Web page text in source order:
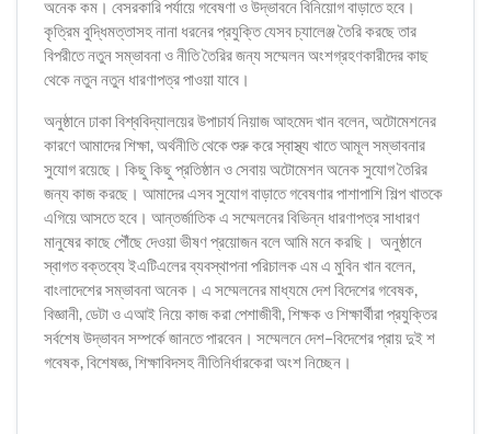
অনেক কম। বেসরকারি পর্যায়ে গবেষণা ও উদ্ভাবনে বিনিয়োগ বাড়াতে হবে।
কৃত্রিম বুদ্ধিমত্তাসহ নানা ধরনের প্রযুক্তি যেসব চ্যালেঞ্জ তৈরি করছে তার
বিপরীতে নতুন সম্ভাবনা ও নীতি তৈরির জন্য সম্মেলন অংশগ্রহণকারীদের কাছ
থেকে নতুন নতুন ধারণাপত্র পাওয়া যাবে।
অনুষ্ঠানে ঢাকা বিশ্ববিদ্যালয়ের উপাচার্য নিয়াজ আহমেদ খান বলেন, অটোমেশনের
কারণে আমাদের শিক্ষা, অর্থনীতি থেকে শুরু করে স্বাস্থ্য খাতে আমূল সম্ভাবনার
সুযোগ রয়েছে। কিছু কিছু প্রতিষ্ঠান ও সেবায় অটোমেশন অনেক সুযোগ তৈরির
জন্য কাজ করছে। আমাদের এসব সুযোগ বাড়াতে গবেষণার পাশাপাশি শিল্প খাতকে
এগিয়ে আসতে হবে। আন্তর্জাতিক এ সম্মেলনের বিভিন্ন ধারণাপত্র সাধারণ
মানুষের কাছে পৌঁছে দেওয়া ভীষণ প্রয়োজন বলে আমি মনে করছি। অনুষ্ঠানে
স্বাগত বক্তব্যে ইএটিএলের ব্যবস্থাপনা পরিচালক এম এ মুবিন খান বলেন,
বাংলাদেশের সম্ভাবনা অনেক। এ সম্মেলনের মাধ্যমে দেশ বিদেশের গবেষক,
বিজ্ঞানী, ডেটা ও এআই নিয়ে কাজ করা পেশাজীবী, শিক্ষক ও শিক্ষার্থীরা প্রযুক্তির
সর্বশেষ উদ্ভাবন সম্পর্কে জানতে পারবেন। সম্মেলনে দেশ–বিদেশের প্রায় দুই শ
গবেষক, বিশেষজ্ঞ, শিক্ষাবিদসহ নীতিনির্ধারকেরা অংশ নিচ্ছেন।